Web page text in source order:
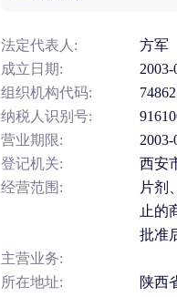
法定代表人:
方军
成立日期:
2003-
组织机构代码:
纳税人识别号:
营业期限:
登记机关:
西安
经营范围:
片剂
止的
批准
主营业务:
所在地址:
陕西